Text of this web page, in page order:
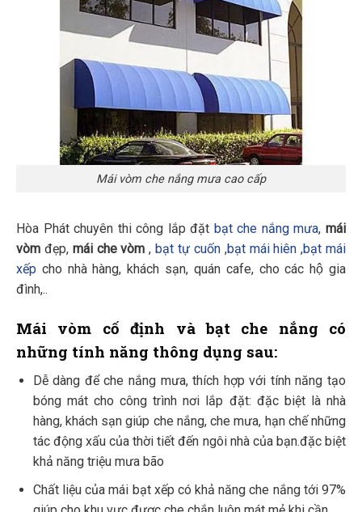
Mái vòm che nắng mưa cao cấp
Hòa Phát chuyên thi công lắp đặt bạt che nắng mưa,mái
vòm đẹp, mái che vòm , bạt tự cuốn,bạt mái hiên ,bạt mái
xếp cho nhà hàng, khách sạn, quán cafe, cho các hộ gia
đình,..
Mái vòm cố định và bạt che nắng có
những tính năng thông dụng sau:
Dễ dàng để che nắng mưa, thích hợp với tính năng tạo
bóng mát cho công trình nơi lắp đặt: đặc biệt là nhà
hàng, khách sạn giúp che nắng, che mưa, hạn chế những
tác động xấu của thời tiết đến ngôi nhà của bạn.đặc biệt
khả năng triệu mưa bão
Chất liệu của mái bạt xếp có khả năng che nắng tới 97%